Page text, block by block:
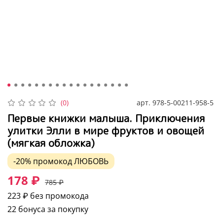
(0) арт. 978-5-00211-958-5
Первые книжки малыша. Приключения
улитки Элли в мире фруктов и овощей
(мягкая обложка)
-20% промокодЛЮБОВЬ
178 ₽ 785 ₽
223 ₽ без промокода
22 бонуса за покупку